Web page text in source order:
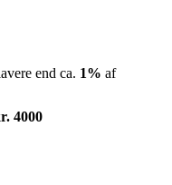
end ca. 1% af
4000